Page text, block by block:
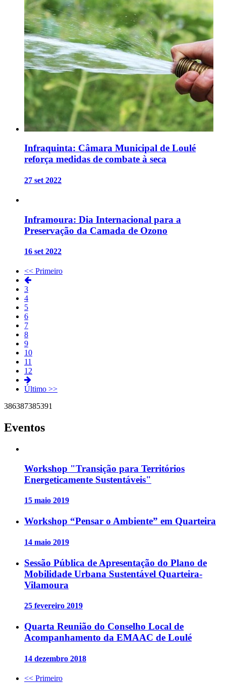
Infraquinta: Câmara Municipal de Loulé
reforça medidas de combate à seca
27 set 2022
Inframoura: Dia Internacional para a
Preservação da Camada de Ozono
16 set 2022
<< Primeiro
3
4
5
6
7
8
9
10
11
12
Último >>
386387385391
Eventos
Workshop "Transição para Territórios
Energeticamente Sustentáveis"
15 maio 2019
Workshop “Pensar o Ambiente” em Quarteira
14 maio 2019
Sessão Pública de Apresentação do Plano de
Mobilidade Urbana Sustentável Quarteira-
Vilamoura
25 fevereiro 2019
Quarta Reunião do Conselho Local de
Acompanhamento da EMAAC de Loulé
14 dezembro 2018
<< Primeiro